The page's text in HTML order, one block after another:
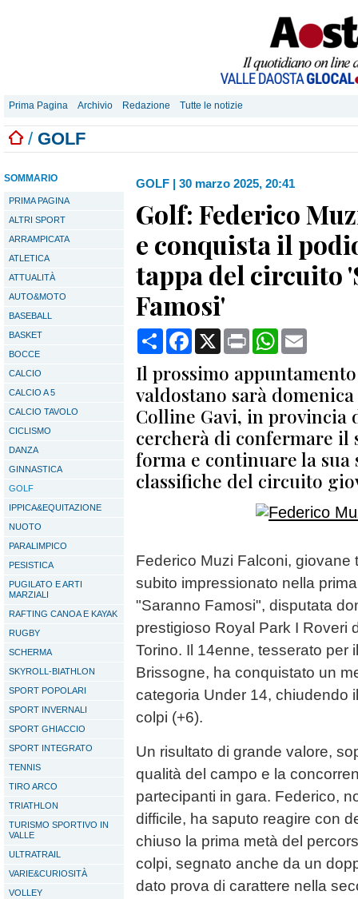
Prima Pagina Archivio Redazione Tutte le notizie
/ GOLF
SOMMARIO
PRIMA PAGINA
ALTRI SPORT
ARRAMPICATA
ATLETICA
ATTUALITÀ
AUTO&MOTO
BASEBALL
BASKET
BOCCE
CALCIO
CALCIO A 5
CALCIO TAVOLO
CICLISMO
DANZA
GINNASTICA
GOLF
IPPICA&EQUITAZIONE
NUOTO
PARALIMPICO
PESISTICA
PUGILATO E ARTI
MARZIALI
RAFTING CANOA E KAYAK
RUGBY
SCHERMA
SKYROLL-BIATHLON
SPORT POPOLARI
SPORT INVERNALI
SPORT GHIACCIO
SPORT INTEGRATO
TENNIS
TIRO ARCO
TRIATHLON
TURISMO SPORTIVO IN
VALLE
ULTRATRAIL
VARIE&CURIOSITÀ
VOLLEY
GOLF | 30 marzo 2025, 20:41
Golf: Federico
e conquista il
tappa del circuito
Famosi'
CondividiFacebook
X Print WhatsApp
Il prossimo
valdostano sarà
Colline Gavi, in provincia
cercherà di confermare il
forma e continuare la sua
classifiche del circuito
Federico Muzi Falconi, giovane
subito impressionato nella
"Saranno Famosi", disputata
prestigioso Royal Park I Roveri
Torino. Il 14enne, tesserato per
Brissogne, ha conquistato un
categoria Under 14, chiudendo
colpi (+6).
Un risultato di grande valore,
qualità del campo e la
partecipanti in gara. Federico,
difficile, ha saputo reagire con
chiuso la prima metà del
colpi, segnato anche da un
dato prova di carattere nella